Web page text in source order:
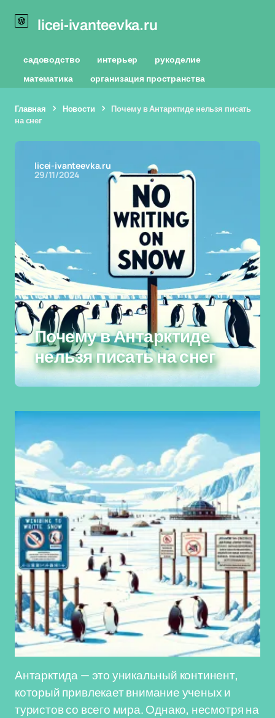
licei-ivanteevka.ru
садоводство интерьер
рукоделие
математика
организация пространства
Главная Новости
Почему в Антарктиде нельзя писать
на снег
licei-ivanteevka.ru
29/11/2024
Почему в Антарктиде
нельзя писать на снег
Антарктида — это уникальный континент,
который привлекает внимание ученых и
туристов со всего мира. Однако, несмотря на